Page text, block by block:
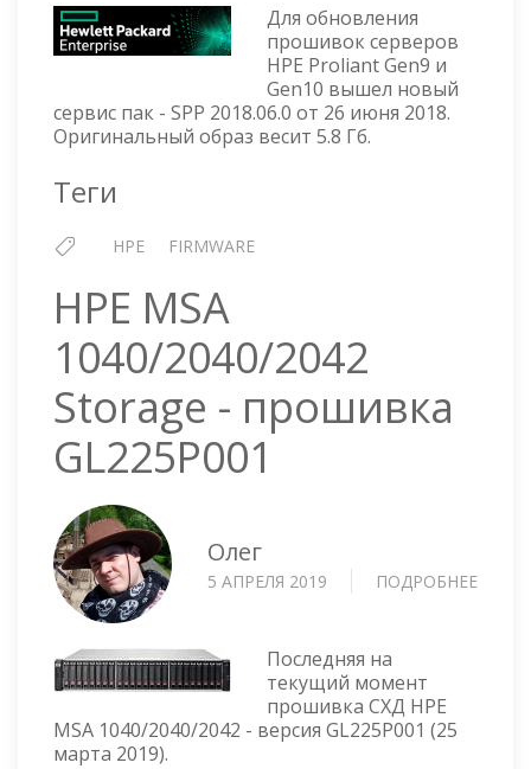
Для обновления
прошивок серверов
HPE Proliant Gen9 и
Gen10 вышел новый
сервис пак - SPP 2018.06.0 от 26 июня 2018.
Оригинальный образ весит 5.8 Гб.
Теги
HPE FIRMWARE
HPE MSA
1040/2040/2042
Storage - прошивка
GL225P001
Олег
5 АПРЕЛЯ 2019 ПОДРОБНЕЕ
Последняя на
текущий момент
прошивка СХД HPE
MSA 1040/2040/2042 - версия GL225P001 (25
марта 2019).